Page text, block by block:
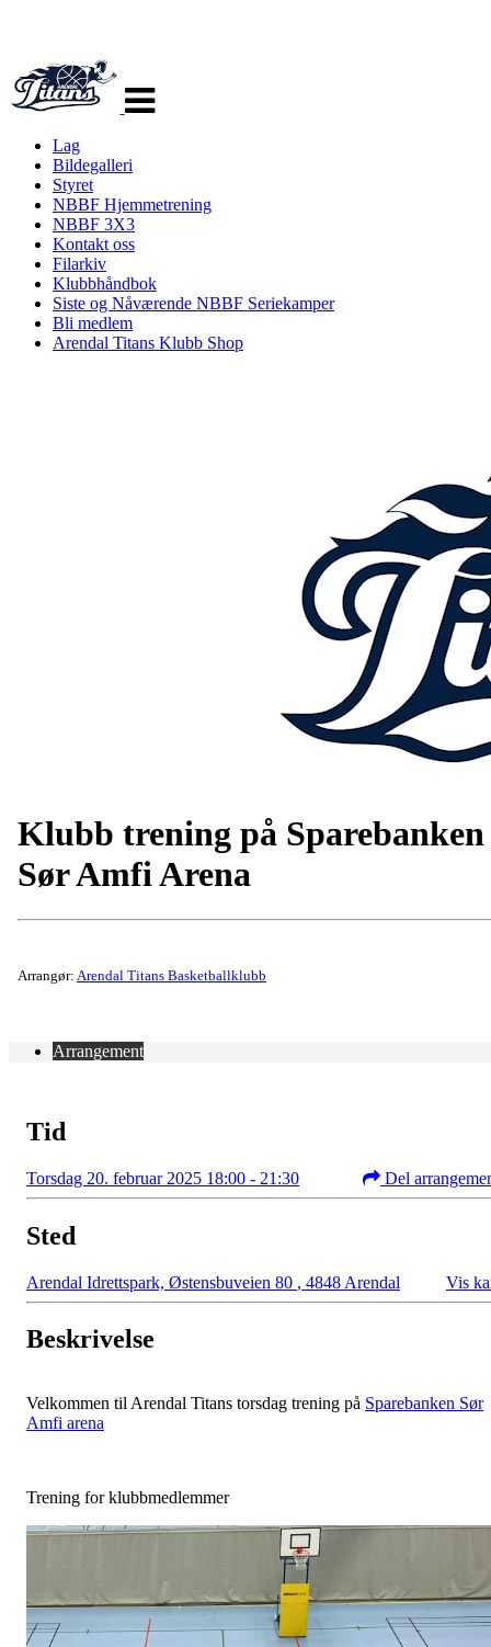
navigasjon
Lag
Bildegalleri
Styret
NBBF Hjemmetrening
NBBF 3X3
Kontakt oss
Filarkiv
Klubbhåndbok
Siste og Nåværende NBBF Seriekamper
Bli medlem
Arendal Titans Klubb Shop
Klubb trening på Sparebanken
Sør Amfi Arena
Arrangør: Arendal Titans Basketballklubb
Arrangement
Tid
Torsdag 20. februar 2025 18:00 - 21:30 Del
Sted
Arendal Idrettspark, Østensbuveien 80 , 4848 Arendal Vis
Beskrivelse
Velkommen til Arendal Titans torsdag trening på Sparebanken Sør
Amfi arena
Trening for klubbmedlemmer